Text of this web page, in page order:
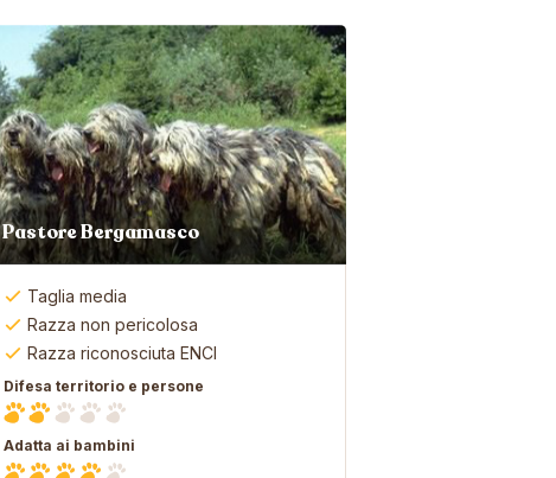
Pastore Bergamasco
Taglia media
Razza non pericolosa
Razza riconosciuta ENCI
Difesa territorio e persone
Adatta ai bambini